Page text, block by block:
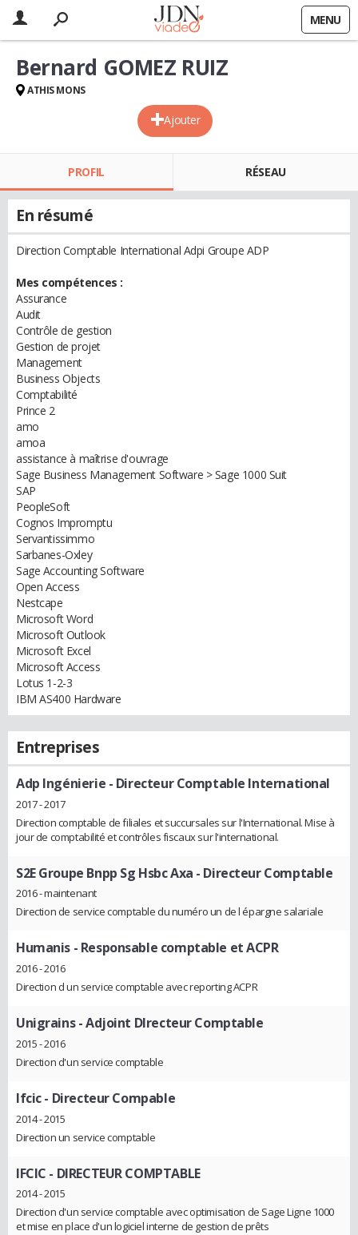
MENU
Ajouter
Bernard GOMEZ RUIZ
ATHIS MONS
PROFIL RÉSEAU
En résumé
Direction Comptable International Adpi Groupe ADP
Mes compétences :
Assurance
Audit
Contrôle de gestion
Gestion de projet
Management
Business Objects
Comptabilité
Prince 2
amo
amoa
assistance à maîtrise d'ouvrage
Sage Business Management Software > Sage 1000 Suit
SAP
PeopleSoft
Cognos Impromptu
Servantissimmo
Sarbanes-Oxley
Sage Accounting Software
Open Access
Nestcape
Microsoft Word
Microsoft Outlook
Microsoft Excel
Microsoft Access
Lotus 1-2-3
IBM AS400 Hardware
Entreprises
Adp Ingénierie - Directeur Comptable International
2017 - 2017
Direction comptable de filiales et succursales sur l'International. Mise à
jour de comptabilité et contrôles fiscaux sur l'international.
S2E Groupe Bnpp Sg Hsbc Axa - Directeur Comptable
2016 - maintenant
Direction de service comptable du numéro un de l épargne salariale
Humanis - Responsable comptable et ACPR
2016 - 2016
Direction d un service comptable avec reporting ACPR
Unigrains- Adjoint DIrecteur Comptable
2015 - 2016
Direction d'un service comptable
Ifcic- Directeur Compable
2014 - 2015
Direction un service comptable
IFCIC - DIRECTEUR COMPTABLE
2014 - 2015
Direction d'un service comptable avec optimisation de Sage Ligne 1000
et mise en place d'un logiciel interne de gestion de prêts